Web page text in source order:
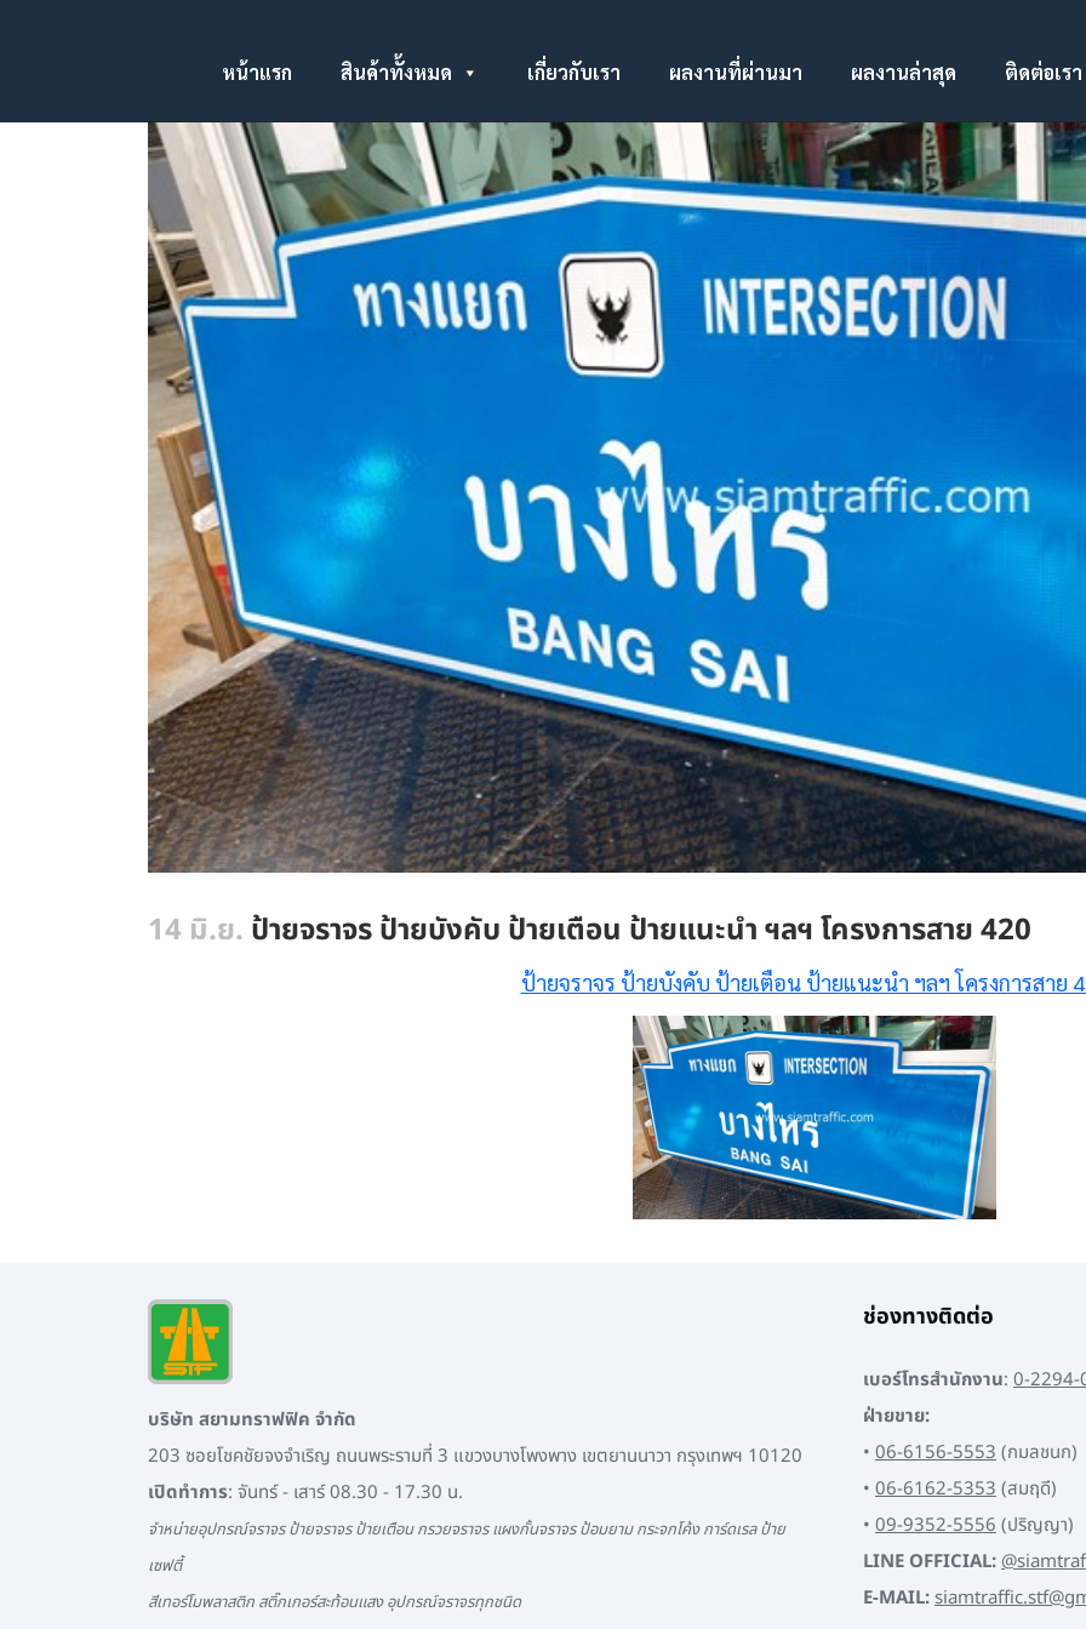
หน้าแรก สินค้าทั้งหมด เกี่ยวกับเรา ผลงานที่ผ่านมา ผลงานล่าสุด ติดต่อเรา
14 มิ.ย. ป้ายจราจร ป้ายบังคับ ป้ายเตือน ป้ายแนะนำ ฯลฯ โครงการสาย 420
ป้ายจราจร ป้ายบังคับ ป้ายเตือน ป้ายแนะนำ ฯลฯ โครงการสาย
บริษัท สยามทราฟฟิค จำกัด
203 ซอยโชคชัยจงจำเริญ ถนนพระรามที่ 3 แขวงบางโพงพาง เขตยานนาวา กรุงเทพฯ 10120
เปิดทำการ: จันทร์ - เสาร์ 08.30 - 17.30 น.
จำหน่ายอุปกรณ์จราจร ป้ายจราจร ป้ายเตือน กรวยจราจร แผงกั้นจราจร ป้อมยาม กระจกโค้ง การ์ดเรล ป้าย
เซฟตี้
สีเทอร์โมพลาสติก สติ๊กเกอร์สะท้อนแสง อุปกรณ์จราจรทุกชนิด
ช่องทางติดต่อ
เบอร์โทรสำนักงาน: 0-
ฝ่ายขาย:
• 06-6156-5553(กมลชนก)
• 06-6162-5353(สมฤดี)
• 09-9352-5556(ปริญญา)
LINE OFFICIAL:
E-MAIL: